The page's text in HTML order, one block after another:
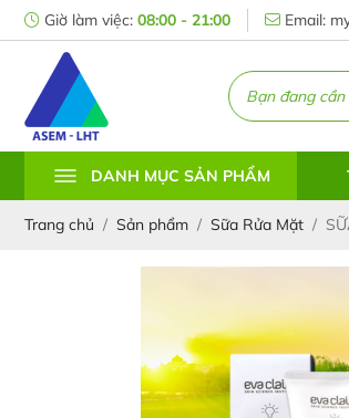
Giờ làm việc: 08:00 - 21:00 Email:
DANH MỤC SẢN PHẨM
Trang chủ Sản phẩm Sữa Rửa Mặt